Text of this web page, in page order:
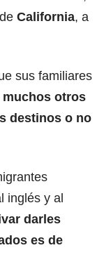
California, a
sus familiares
muchos otros
destinos o no
inglés y al
darles
es de